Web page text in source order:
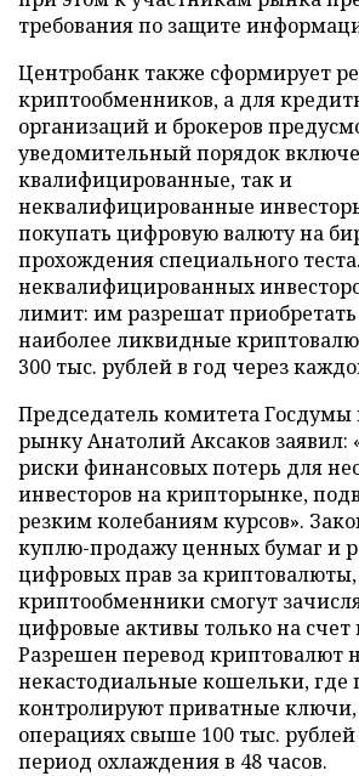
требования по защите
Центробанк также сформирует
криптообменников, а для
организаций и брокеров
уведомительный порядок
квалифицированные, так и
неквалифицированные
покупать цифровую валюту на
прохождения специального
неквалифицированных
лимит: им разрешат приобретать
наиболее ликвидные
300 тыс. рублей в год через
Председатель комитета
рынку Анатолий Аксаков заявил:
риски финансовых потерь для
инвесторов на крипторынке,
резким колебаниям курсов».
куплю-продажу ценных бумаг и
цифровых прав за криптовалюты,
криптообменники смогут
цифровые активы только на счет
Разрешен перевод криптовалют
некастодиальные кошельки, где
контролируют приватные
операциях свыше 100 тыс. рублей
период охлаждения в 48 часов.